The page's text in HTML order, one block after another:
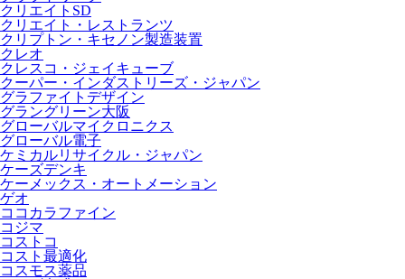
クリエイトSD
クリエイト・レストランツ
クリプトン・キセノン製造装置
クレオ
クレスコ・ジェイキューブ
クーパー・インダストリーズ・ジャパン
グラファイトデザイン
グラングリーン大阪
グローバルマイクロニクス
グローバル電子
ケミカルリサイクル・ジャパン
ケーズデンキ
ケーメックス・オートメーション
ゲオ
ココカラファイン
コジマ
コストコ
コスト最適化
コスモス薬品